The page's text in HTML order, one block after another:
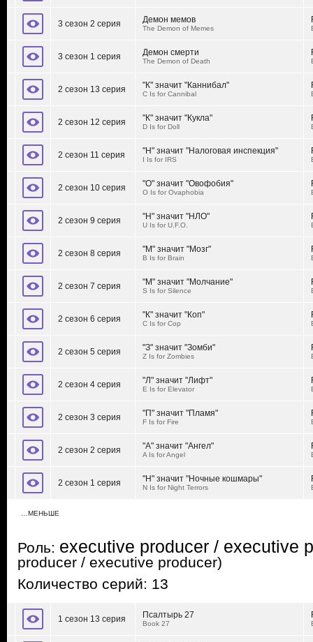
3 сезон 2 серия Демон мемов
The Demon of Memes
3 сезон 1 серия Демон смерти
The Demon of Death
2 сезон 13 серия "К" значит "Каннибал"
C Is for Cannibal
2 сезон 12 серия "К" значит "Кукла"
D Is for Doll
2 сезон 11 серия "Н" значит "Налоговая инспекция"
I Is for IRS
2 сезон 10 серия "О" значит "Овофобия"
O Is for Ovaphobia
2 сезон 9 серия "Н" значит "НЛО"
U Is for U.F.O.
2 сезон 8 серия "М" значит "Мозг"
B Is for Brain
2 сезон 7 серия "М" значит "Молчание"
S Is for Silence
2 сезон 6 серия "К" значит "Коп"
C Is for Cop
2 сезон 5 серия "З" значит "Зомби"
Z Is for Zombies
2 сезон 4 серия "Л" значит "Лифт"
E Is for Elevator
2 сезон 3 серия "П" значит "Пламя"
F Is for Fire
2 сезон 2 серия "А" значит "Ангел"
A Is for Angel
2 сезон 1 серия "Н" значит "Ночные кошмары"
N Is for Night Terrors
…МЕНЬШЕ
Роль: executive producer / executive
producer / executive producer)
Количество серий: 13
1 сезон 13 серия Псалтырь 27
Book 27